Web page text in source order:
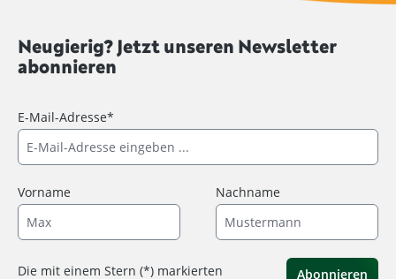
Neugierig? Jetzt unseren Newsletter
abonnieren
E-Mail-Adresse*
Vorname Nachname
Die mit einem Stern (*) markierten
Abonnieren